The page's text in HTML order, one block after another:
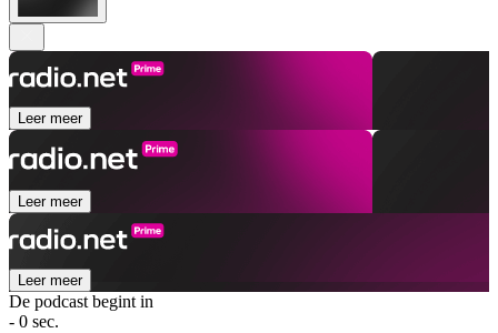
Leer meer
Leer meer
Leer meer
De podcast begint in
- 0 sec.